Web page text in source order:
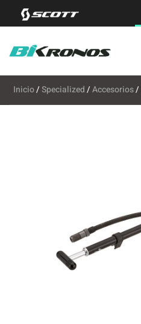
Inicio/Specialized/Accesorios/